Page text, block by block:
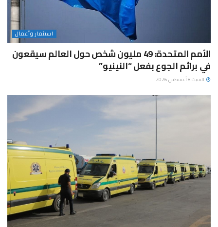
استثمار وأعمال
الأمم المتحدة: 49 مليون شخص حول العالم سيقعون
في براثم الجوع بفعل “النينيو”
السبت 8 أغسطس 2026